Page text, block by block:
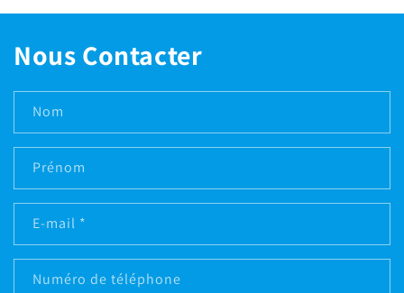
Nous Contacter
Nom
Prénom
E-mail *
Numéro de téléphone